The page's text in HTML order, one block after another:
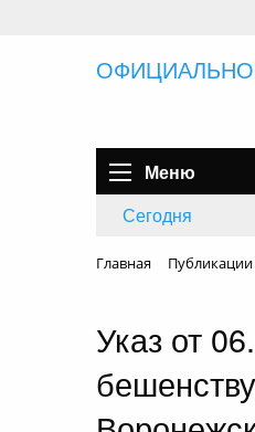
Меню
Сегодня
Главная
Указ от